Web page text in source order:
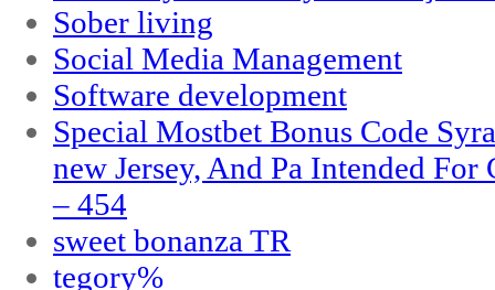
Sober living
Social Media Management
Software development
Special Mostbet Bonus Code
new Jersey, And Pa Intended
– 454
sweet bonanza TR
tegory%